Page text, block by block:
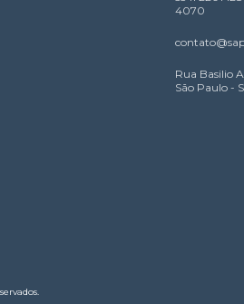
4070
Rua Basilio
São Paulo -